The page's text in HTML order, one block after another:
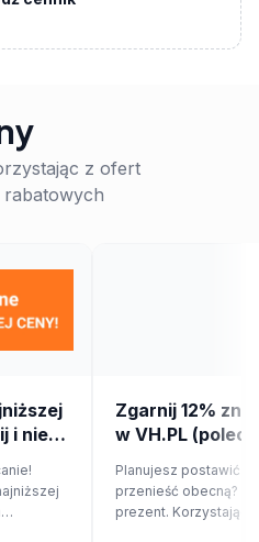
z ofert
i nie
Zgarnij 12%
w VH.PL
Planujesz postawić
przenieść obecną?
prezent. Korzystając